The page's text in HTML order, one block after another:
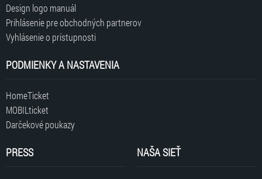
Design logo manuál
Prihlásenie pre obchodných partnerov
Vyhlásenie o prístupnosti
PODMIENKY A NASTAVENIA
HomeTicket
MOBILticket
Darčekové poukazy
PRESS NAŠA SIEŤ